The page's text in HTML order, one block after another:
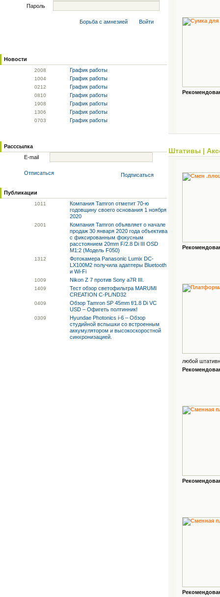
Пароль
Борьба с амнезией Войти
Новости
2008 График работы
1004 График работы
0212 График работы
0810 График работы
1908 График работы
1306 График работы
0703 График работы
Расссылка
E-mail
Отписаться Подписаться
Публикации
1011
Компания Tamron отметит 70-ю
годовщину своего основания 1 ноября
2020
2001
Компания Tamron объявляет о начале
продаж 30 января 2020 года объектива
с фиксированным фокусным
расстоянием 20mm F/2.8 Di III OSD
M1:2 (Модель F050)
1312
Фотокамера Panasonic Lumix DC-
LX100M2 получила адаптеры Bluetooth
и Wi-Fi
1009 Nikon Z 7 против Sony a7R III.
1409
Тест обзор светофильтра MARUMI
CREATION C-PL/ND32
0409
Обзор Tamron SP 45mm f/1.8 Di VC
USD – Офигеть полтинник!
0309
Hyundae Photonics i-6 – Обзор
студийной вспышки со встроенным
аккумулятором и высокоскоростной
синхронизацией.
Штативы |
любой